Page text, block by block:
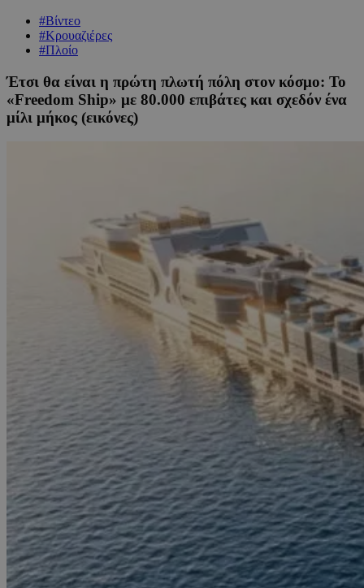
#Βίντεο
#Κρουαζιέρες
#Πλοίο
Έτσι θα είναι η πρώτη πλωτή πόλη στον κόσμο: Το
«Freedom Ship» με 80.000 επιβάτες και σχεδόν ένα
μίλι μήκος (εικόνες)